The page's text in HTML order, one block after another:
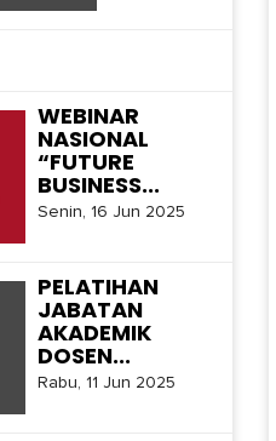
WEBINAR
NASIONAL
“FUTURE
BUSINESS...
Senin, 16 Jun 2025
PELATIHAN
JABATAN
AKADEMIK
DOSEN...
Rabu, 11 Jun 2025